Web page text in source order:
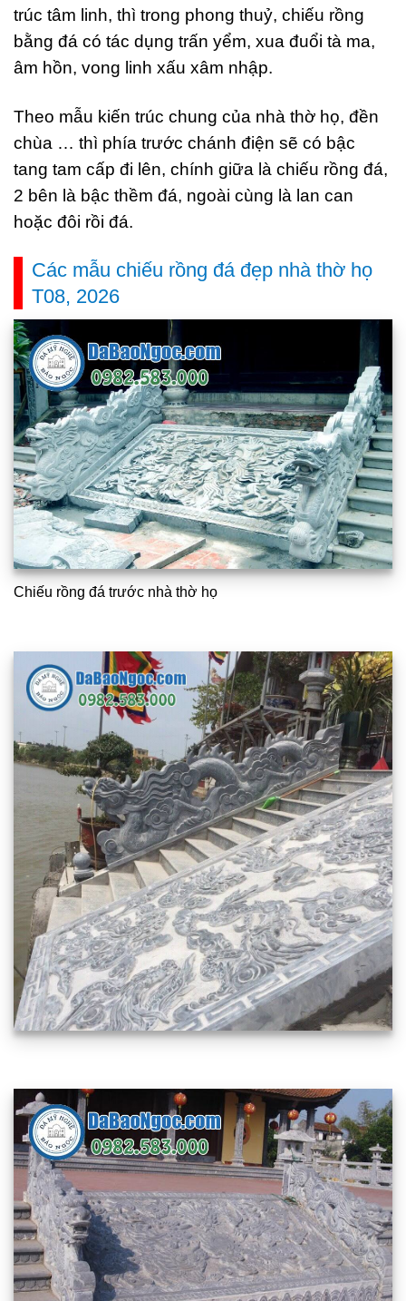
trúc tâm linh, thì trong phong thuỷ, chiếu rồng
bằng đá có tác dụng trấn yểm, xua đuổi tà ma,
âm hồn, vong linh xấu xâm nhập.
Theo mẫu kiến trúc chung của nhà thờ họ, đền
chùa … thì phía trước chánh điện sẽ có bậc
tang tam cấp đi lên, chính giữa là chiếu rồng đá,
2 bên là bậc thềm đá, ngoài cùng là lan can
hoặc đôi rồi đá.
Các mẫu chiếu rồng đá đẹp nhà thờ họ
T08, 2026
Chiếu rồng đá trước nhà thờ họ